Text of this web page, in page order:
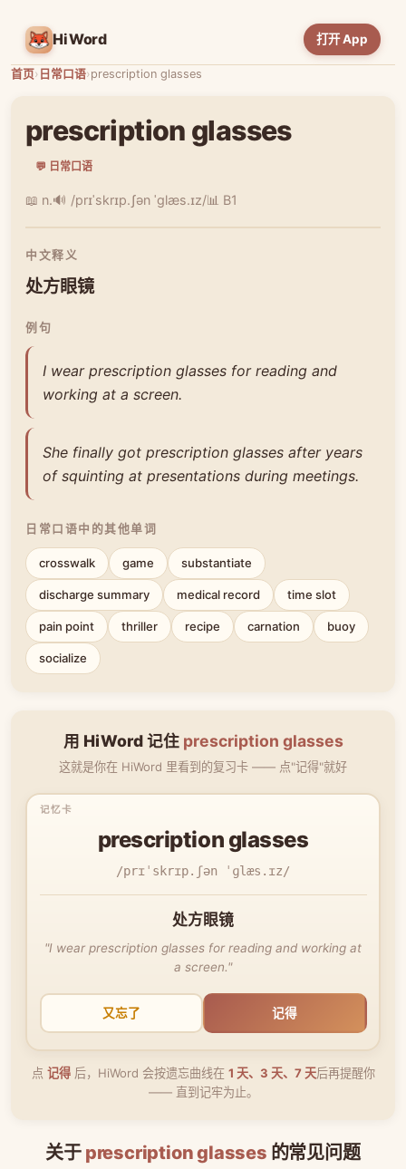
HiWord 打开 App
首页› 日常口语›prescription glasses
prescription glasses
💬 日常口语
📖 n.🔊 /prɪˈskrɪp.ʃən ˈɡlæs.ɪz/📊 B1
中文释义
处方眼镜
例句
I wear prescription glasses for reading and
working at a screen.
She finally got prescription glasses after years
of squinting at presentations during meetings.
日常口语中的其他单词
crosswalk game substantiate
discharge summary medical record time slot
pain point thriller recipe carnation buoy
socialize
用 HiWord 记住 prescription glasses
这就是你在 HiWord 里看到的复习卡 —— 点"记得"就好
prescription glasses
/prɪˈskrɪp.ʃən ˈɡlæs.ɪz/
处方眼镜
"I wear prescription glasses for reading and working at
a screen."
又忘了 记得
点 记得后，HiWord 会按遗忘曲线在 1 天、3 天、7 天后再提醒你
—— 直到记牢为止。
关于 prescription glasses 的常见问题